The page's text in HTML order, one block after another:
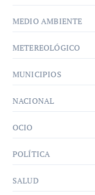
MEDIO AMBIENTE
METEREOLÓGICO
MUNICIPIOS
NACIONAL
OCIO
POLÍTICA
SALUD